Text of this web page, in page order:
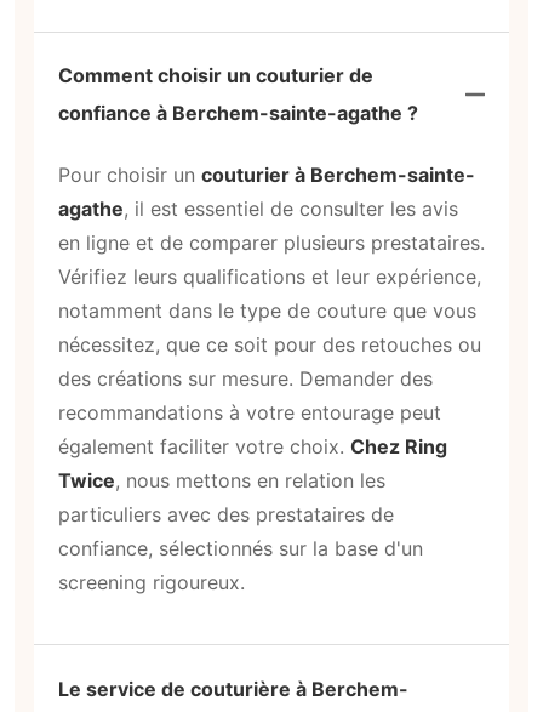
Comment choisir un couturier de
confiance à Berchem-sainte-agathe ?
Pour choisir un couturier à Berchem-sainte-
agathe, il est essentiel de consulter les avis
en ligne et de comparer plusieurs prestataires.
Vérifiez leurs qualifications et leur expérience,
notamment dans le type de couture que vous
nécessitez, que ce soit pour des retouches ou
des créations sur mesure. Demander des
recommandations à votre entourage peut
également faciliter votre choix. Chez Ring
Twice, nous mettons en relation les
particuliers avec des prestataires de
confiance, sélectionnés sur la base d'un
screening rigoureux.
Le service de couturière à Berchem-